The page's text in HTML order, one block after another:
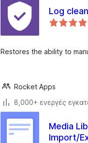
Log
Restores the ability to
Rocket Apps
8,000+ ενεργές
Media
Import/